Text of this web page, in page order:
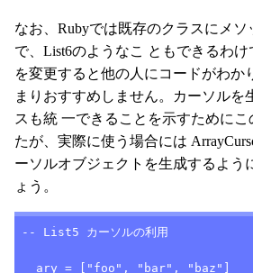
なお、Rubyでは既存のクラスにメ
で、List6のようなこ ともできるわ
を変更すると他の人にコードがわか
まりおすすめしません。カーソルを
スも統 一できることを示すために
たが、実際に使う場合には
ーソルオブジェクトを生成するよう
ょう。
-- List5 カーソルの利用
  ary = ["foo", "bar", "baz"]